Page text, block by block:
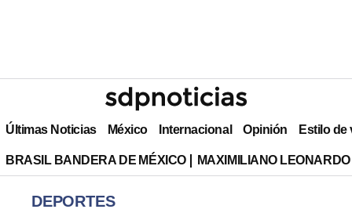
Últimas Noticias México Internacional Opinión Estilo de
BRASIL BANDERA DE MÉXICO MAXIMILIANO
DEPORTES